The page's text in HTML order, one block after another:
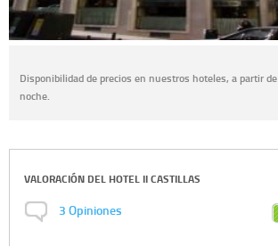
Disponibilidad de precios en nuestros hoteles, a partir de
noche.
VALORACIÓN DEL HOTEL II CASTILLAS
3Opiniones